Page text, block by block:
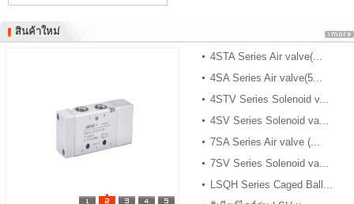
สินค้าใหม่
สินค้าใหม่
4STA Series Air valve(...
4SA Series Air valve(5...
4STV Series Solenoid v...
4SV Series Solenoid va...
7SA Series Air valve (...
7SV Series Solenoid va...
LSQH Series Caged Ball...